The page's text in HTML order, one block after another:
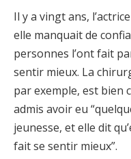
Il y a vingt ans,
elle manquait de
personnes l’ont fait
sentir mieux. La
par exemple, est bien
admis avoir eu
jeunesse, et elle dit
fait se sentir mieux”.